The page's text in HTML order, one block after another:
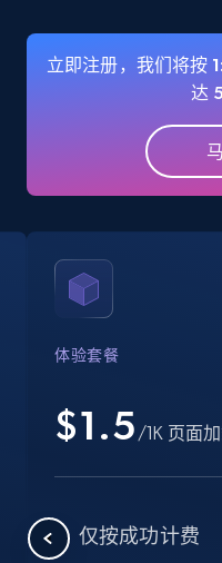
Name, URL, ID, Cb
Industries, Operating
1.6K+
Crunchbase
Searching data by
Name, URL, ID, Cb
Industries, Operating
URL, Job posting id,
立即注册，我们将按
达
体验套餐
$1.5 /1K 页面
仅按成功计费